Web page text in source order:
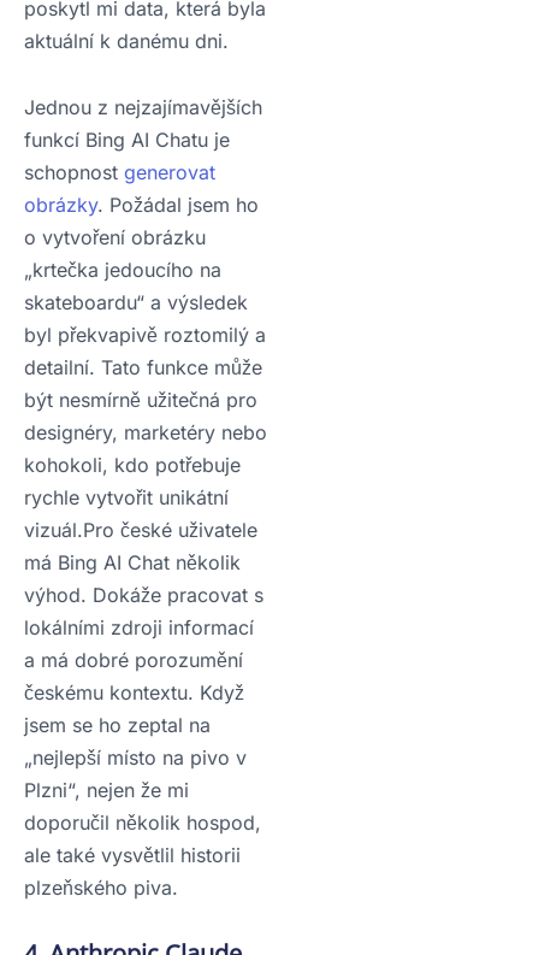
poskytl mi data, která byla
aktuální k danému dni.
Jednou z nejzajímavějších
funkcí Bing AI Chatu je
schopnost generovat
obrázky. Požádal jsem ho
o vytvoření obrázku
„krtečka jedoucího na
skateboardu“ a výsledek
byl překvapivě roztomilý a
detailní. Tato funkce může
být nesmírně užitečná pro
designéry, marketéry nebo
kohokoli, kdo potřebuje
rychle vytvořit unikátní
vizuál.Pro české uživatele
má Bing AI Chat několik
výhod. Dokáže pracovat s
lokálními zdroji informací
a má dobré porozumění
českému kontextu. Když
jsem se ho zeptal na
„nejlepší místo na pivo v
Plzni“, nejen že mi
doporučil několik hospod,
ale také vysvětlil historii
plzeňského piva.